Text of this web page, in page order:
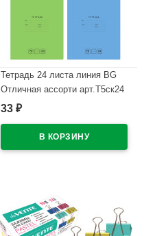
Тетрадь 24 листа линия BG
Отличная ассорти арт.Т5ск24
11790
33 ₽